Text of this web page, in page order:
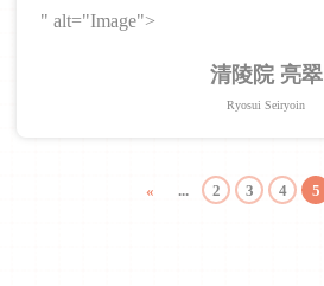
" alt="Image">
清陵院 亮翠
Ryosui Seiryoin
« ... 2 3 4 5